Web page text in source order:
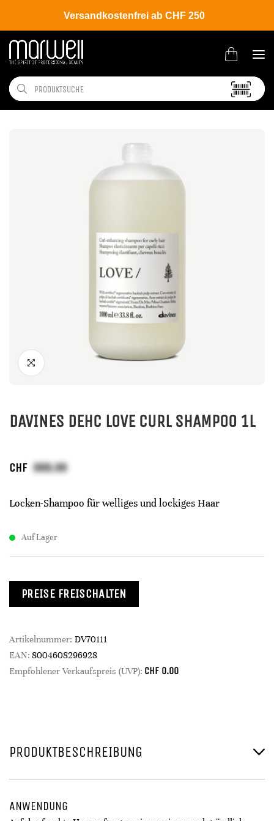
Versandkostenfrei ab CHF 250
Shop Brands Davines New Essential Haircare
DAVINES DEHC LOVE CURL SHAMPOO 1L
CHF
Locken-Shampoo für welliges und lockiges Haar
Auf Lager
PREISE FREISCHALTEN
Artikelnummer: DV70111
EAN: 8004608296928
Empfohlener Verkaufspreis (UVP): CHF 0.00
PRODUKTBESCHREIBUNG
ANWENDUNG